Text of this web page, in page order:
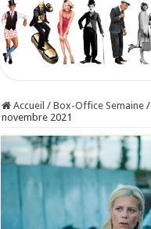
Accueil / Box-Office Semaine /
novembre 2021